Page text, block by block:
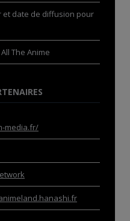
et date de diffusion pour
The Anime
media.fr/